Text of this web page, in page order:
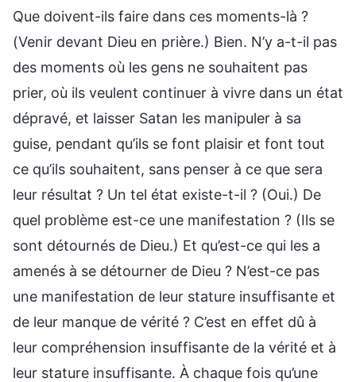
Que doivent-ils faire dans ces moments-là ?
(Venir devant Dieu en prière.) Bien. N’y a-t-il pas
des moments où les gens ne souhaitent pas
prier, où ils veulent continuer à vivre dans un état
dépravé, et laisser Satan les manipuler à sa
guise, pendant qu’ils se font plaisir et font tout
ce qu’ils souhaitent, sans penser à ce que sera
leur résultat ? Un tel état existe-t-il ? (Oui.) De
quel problème est-ce une manifestation ? (Ils se
sont détournés de Dieu.) Et qu’est-ce qui les a
amenés à se détourner de Dieu ? N’est-ce pas
une manifestation de leur stature insuffisante et
de leur manque de vérité ? C’est en effet dû à
leur compréhension insuffisante de la vérité et à
leur stature insuffisante. À chaque fois qu’une